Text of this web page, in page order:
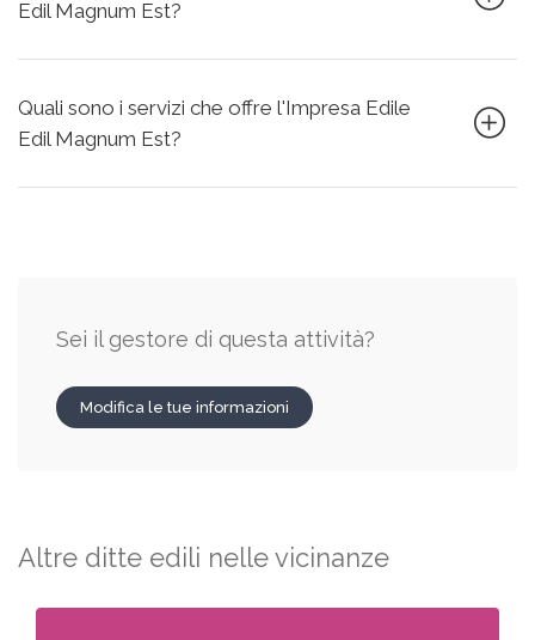
Edil Magnum Est?
Quali sono i servizi che offre l'Impresa Edile
Edil Magnum Est?
Sei il gestore di questa attività?
Modifica le tue informazioni
Altre ditte edili nelle vicinanze